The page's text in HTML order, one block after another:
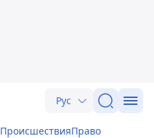
Рус
ПроисшествияПраво